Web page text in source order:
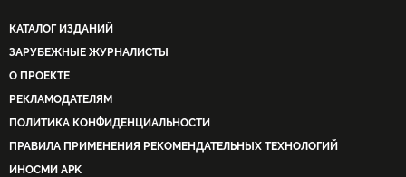
КАТАЛОГ ИЗДАНИЙ
ЗАРУБЕЖНЫЕ ЖУРНАЛИСТЫ
О ПРОЕКТЕ
РЕКЛАМОДАТЕЛЯМ
ПОЛИТИКА КОНФИДЕНЦИАЛЬНОСТИ
ПРАВИЛА ПРИМЕНЕНИЯ РЕКОМЕНДАТЕЛЬНЫХ ТЕХНОЛОГИЙ
ИНОСМИ APK